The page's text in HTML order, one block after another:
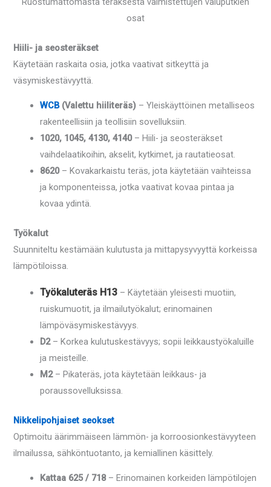
osat
Hiili- ja seosteräkset
Käytetään raskaita osia, jotka vaativat sitkeyttä ja
väsymiskestävyyttä.
WCB(Valettu hiiliteräs) – Yleiskäyttöinen metalliseos
rakenteellisiin ja teollisiin sovelluksiin.
1020, 1045, 4130, 4140– Hiili- ja seosteräkset
vaihdelaatikoihin, akselit, kytkimet, ja rautatieosat.
8620– Kovakarkaistu teräs, jota käytetään vaihteissa
ja komponenteissa, jotka vaativat kovaa pintaa ja
kovaa ydintä.
Työkalut
Suunniteltu kestämään kulutusta ja mittapysyvyyttä korkeissa
lämpötiloissa.
Työkaluteräs H13 – Käytetään yleisesti muotiin,
ruiskumuotit, ja ilmailutyökalut; erinomainen
lämpöväsymiskestävyys.
D2– Korkea kulutuskestävyys; sopii leikkaustyökaluille
ja meisteille.
M2– Pikateräs, jota käytetään leikkaus- ja
poraussovelluksissa.
Nikkelipohjaiset seokset
Optimoitu äärimmäiseen lämmön- ja korroosionkestävyyteen
ilmailussa, sähköntuotanto, ja kemiallinen käsittely.
Kattaa 625 / 718– Erinomainen korkeiden lämpötilojen